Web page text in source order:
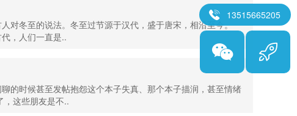
对冬至的说法。冬至过节源于汉代，盛于唐宋，相沿至今。
，人们一直是..
的时候甚至发帖抱怨这个本子失真、那个本子描润，甚至情绪
，这些朋友是不..
13515665205